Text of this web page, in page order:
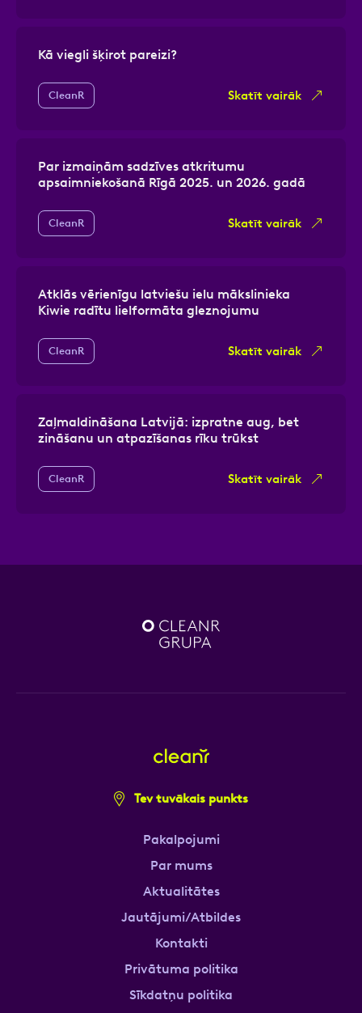
Kā viegli šķirot pareizi?
CleanR Skatīt vairāk
Par izmaiņām sadzīves atkritumu
apsaimniekošanā Rīgā 2025. un 2026. gadā
CleanR Skatīt vairāk
Atklās vērienīgu latviešu ielu mākslinieka
Kiwie radītu lielformāta gleznojumu
CleanR Skatīt vairāk
Zaļmaldināšana Latvijā: izpratne aug, bet
zināšanu un atpazīšanas rīku trūkst
CleanR Skatīt vairāk
Tev tuvākais punkts
Pakalpojumi
Par mums
Aktualitātes
Jautājumi/Atbildes
Kontakti
Privātuma politika
Sīkdatņu politika